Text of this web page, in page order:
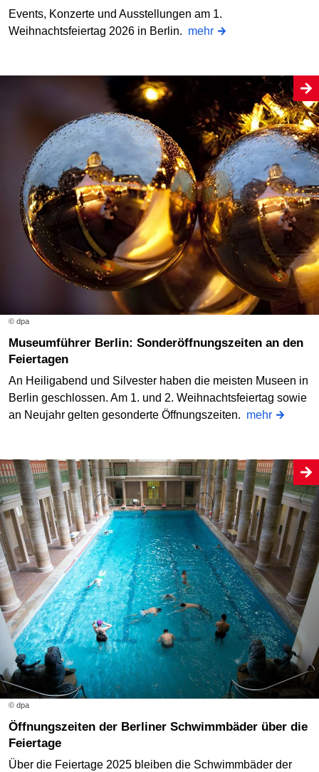
Events, Konzerte und Ausstellungen am 1.
Weihnachtsfeiertag 2026 in Berlin. mehr
© dpa
Museumführer Berlin: Sonderöffnungszeiten an den
Feiertagen
An Heiligabend und Silvester haben die meisten Museen in
Berlin geschlossen. Am 1. und 2. Weihnachtsfeiertag sowie
an Neujahr gelten gesonderte Öffnungszeiten. mehr
© dpa
Öffnungszeiten der Berliner Schwimmbäder über die
Feiertage
Über die Feiertage 2025 bleiben die Schwimmbäder der